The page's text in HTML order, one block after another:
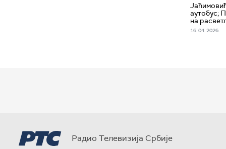
аутобус;
на
16. 04. 2026.
Радио Телевизија Србије